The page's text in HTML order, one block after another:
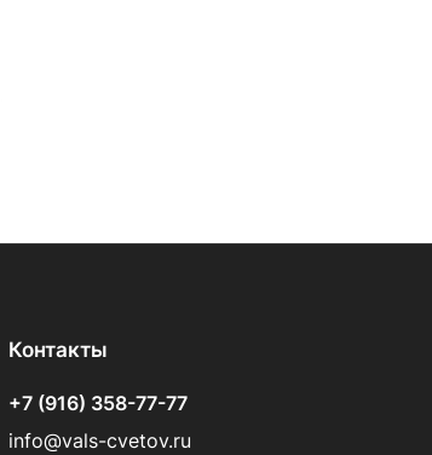
Контакты
+7 (916) 358-77-77
info@vals-cvetov.ru